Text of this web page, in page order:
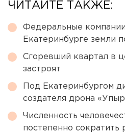
ЧИТАЙТЕ ТАКЖЕ:
Федеральные
Екатеринбурге земли
Сгоревший квартал в
застроят
Под Екатеринбургом
создателя дрона
Численность
постепенно сократить